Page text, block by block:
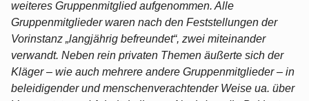
weiteres Gruppenmitglied aufgenommen. Alle
Gruppenmitglieder waren nach den Feststellungen der
Vorinstanz „langjährig befreundet“, zwei miteinander
verwandt. Neben rein privaten Themen äußerte sich der
Kläger – wie auch mehrere andere Gruppenmitglieder – in
beleidigender und menschenverachtender Weise ua. über